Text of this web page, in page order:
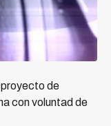
de
con voluntad de